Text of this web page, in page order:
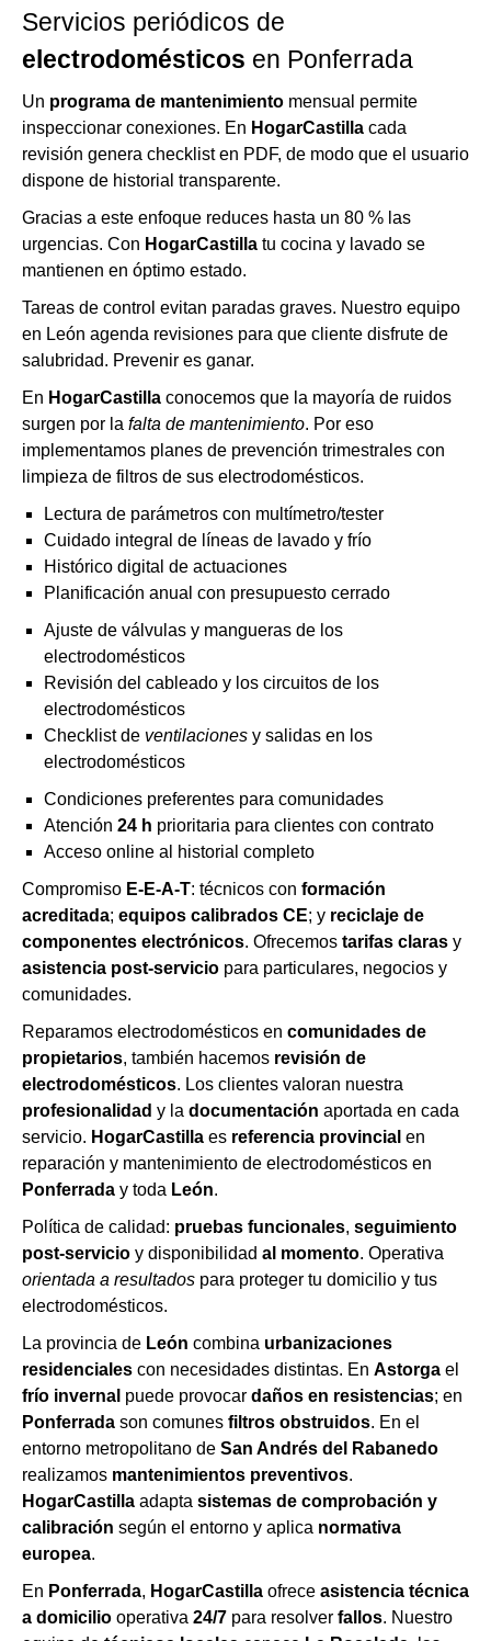
Servicios periódicos de
electrodomésticos en Ponferrada
Un programa de mantenimiento mensual permite
inspeccionar conexiones. En HogarCastilla cada
revisión genera checklist en PDF, de modo que el usuario
dispone de historial transparente.
Gracias a este enfoque reduces hasta un 80 % las
urgencias. Con HogarCastilla tu cocina y lavado se
mantienen en óptimo estado.
Tareas de control evitan paradas graves. Nuestro equipo
en León agenda revisiones para que cliente disfrute de
salubridad. Prevenir es ganar.
En HogarCastilla conocemos que la mayoría de ruidos
surgen por la falta de mantenimiento. Por eso
implementamos planes de prevención trimestrales con
limpieza de filtros de sus electrodomésticos.
Lectura de parámetros con multímetro/tester
Cuidado integral de líneas de lavado y frío
Histórico digital de actuaciones
Planificación anual con presupuesto cerrado
Ajuste de válvulas y mangueras de los
electrodomésticos
Revisión del cableado y los circuitos de los
electrodomésticos
Checklist de ventilaciones y salidas en los
electrodomésticos
Condiciones preferentes para comunidades
Atención 24 h prioritaria para clientes con contrato
Acceso online al historial completo
Compromiso E-E-A-T: técnicos con formación
acreditada; equipos calibrados CE; y reciclaje de
componentes electrónicos. Ofrecemos tarifas claras y
asistencia post-servicio para particulares, negocios y
comunidades.
Reparamos electrodomésticos en comunidades de
propietarios, también hacemos revisión de
electrodomésticos. Los clientes valoran nuestra
profesionalidad y la documentación aportada en cada
servicio. HogarCastilla es referencia provincial en
reparación y mantenimiento de electrodomésticos en
Ponferrada y toda León.
Política de calidad: pruebas funcionales, seguimiento
post-servicio y disponibilidad al momento. Operativa
orientada a resultados para proteger tu domicilio y tus
electrodomésticos.
La provincia de León combina urbanizaciones
residenciales con necesidades distintas. En Astorga el
frío invernal puede provocar daños en resistencias; en
Ponferrada son comunes filtros obstruidos. En el
entorno metropolitano de San Andrés del Rabanedo
realizamos mantenimientos preventivos.
HogarCastilla adapta sistemas de comprobación y
calibración según el entorno y aplica normativa
europea.
En Ponferrada, HogarCastilla ofrece asistencia técnica
a domicilio operativa 24/7 para resolver fallos. Nuestro